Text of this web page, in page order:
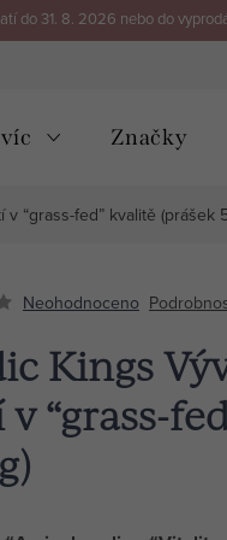
do 31. 8. 2026 nebo do
Značky
“grass-fed” kvalitě (prášek
Neohodnoceno
Kings
“grass-